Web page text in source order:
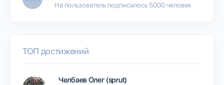
На пользователь подписалось 5000 человек
ТОП достижений
Челбаев Олег (sprut)